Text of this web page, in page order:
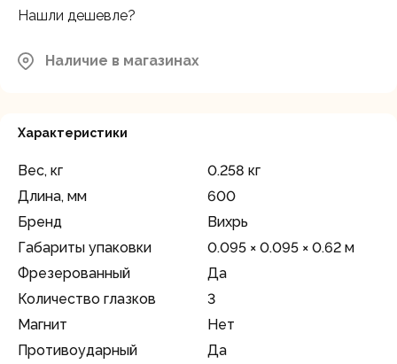
Нашли дешевле?
Наличие в магазинах
Характеристики
Вес, кг
0.258 кг
Длина, мм
600
Бренд
Вихрь
Габариты упаковки
0.095 × 0.095 × 0.62 м
Фрезерованный
Да
Количество глазков
3
Магнит
Нет
Противоударный
Да